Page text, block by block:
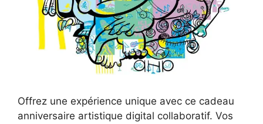
Offrez une expérience unique avec ce cadeau
anniversaire artistique digital collaboratif. Vos